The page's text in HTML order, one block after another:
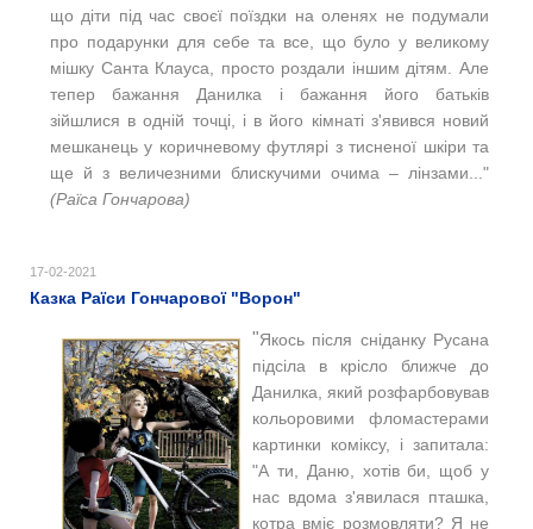
що діти під час своєї поїздки на оленях не подумали
про подарунки для себе та все, що було у великому
мішку Санта Клауса, просто роздали іншим дітям. Але
тепер бажання Данилка і бажання його батьків
зійшлися в одній точці, і в його кімнаті з'явився новий
мешканець у коричневому футлярі з тисненої шкіри та
ще й з величезними блискучими очима ‒ лінзами..."
(Раїса Гончарова)
17-02-2021
Казка Раїси Гончарової "Ворон"
"Якось після сніданку Русана
підсіла в крісло ближче до
Данилка, який розфарбовував
кольоровими фломастерами
картинки коміксу, і запитала:
"А ти, Даню, хотів би, щоб у
нас вдома з'явилася пташка,
котра вміє розмовляти? Я не